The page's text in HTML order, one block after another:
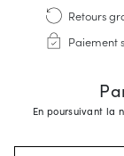
En poursuivant la
Cousu Goodyear
Derbies &
Richelieus
Sandales &
Sacoches
Retours
Paiement